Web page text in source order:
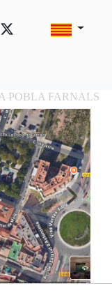
POBLA FARNALS